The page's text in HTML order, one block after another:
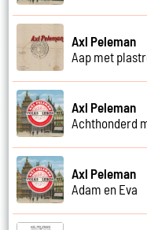
Axl Peleman
Aap met
Axl Peleman
Achthonderd
Axl Peleman
Adam en Eva